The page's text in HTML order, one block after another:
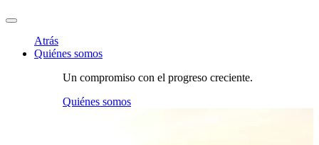
Atrás
Quiénes somos
Un compromiso con el progreso creciente.
Quiénes somos